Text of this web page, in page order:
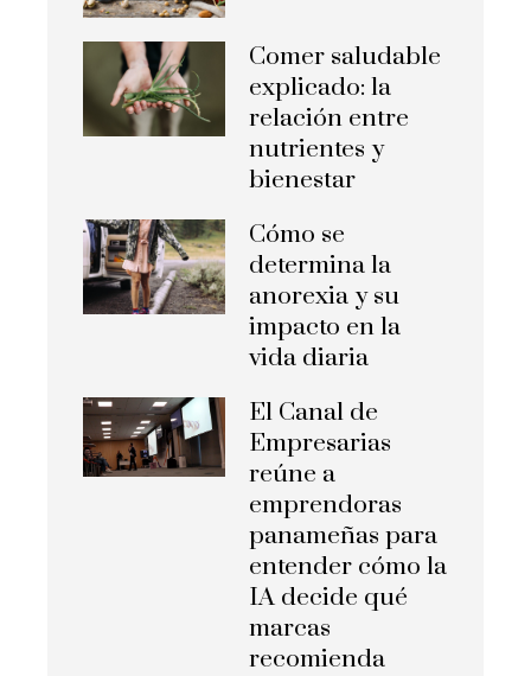
Comer saludable
explicado: la
relación entre
nutrientes y
bienestar
Cómo se
determina la
anorexia y su
impacto en la
vida diaria
El Canal de
Empresarias
reúne a
emprendoras
panameñas para
entender cómo la
IA decide qué
marcas
recomienda